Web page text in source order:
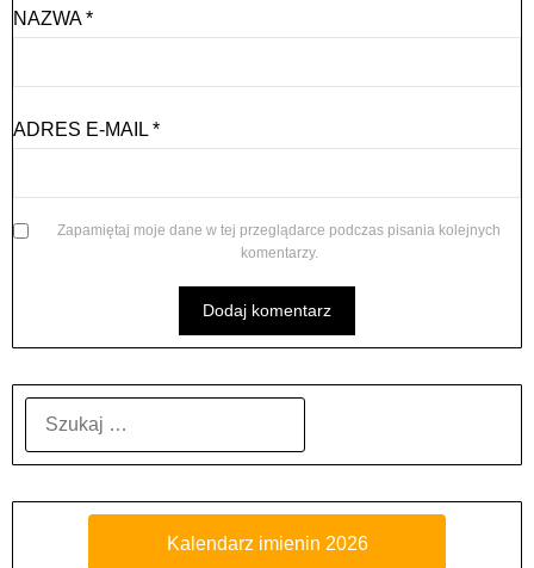
NAZWA*
ADRES E-MAIL *
Zapamiętaj moje dane w tej przeglądarce podczas pisania kolejnych
komentarzy.
Kalendarz imienin 2026